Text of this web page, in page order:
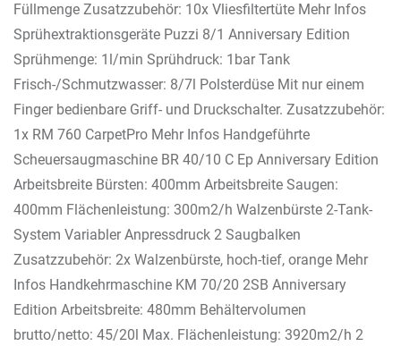
Füllmenge Zusatzzubehör: 10x Vliesfiltertüte Mehr Infos
Sprühextraktionsgeräte Puzzi 8/1 Anniversary Edition
Sprühmenge: 1l/min Sprühdruck: 1bar Tank
Frisch-/Schmutzwasser: 8/7l Polsterdüse Mit nur einem
Finger bedienbare Griff- und Druckschalter. Zusatzzubehör:
1x RM 760 CarpetPro Mehr Infos Handgeführte
Scheuersaugmaschine BR 40/10 C Ep Anniversary Edition
Arbeitsbreite Bürsten: 400mm Arbeitsbreite Saugen:
400mm Flächenleistung: 300m2/h Walzenbürste 2-Tank-
System Variabler Anpressdruck 2 Saugbalken
Zusatzzubehör: 2x Walzenbürste, hoch-tief, orange Mehr
Infos Handkehrmaschine KM 70/20 2SB Anniversary
Edition Arbeitsbreite: 480mm Behältervolumen
brutto/netto: 45/20l Max. Flächenleistung: 3920m2/h 2